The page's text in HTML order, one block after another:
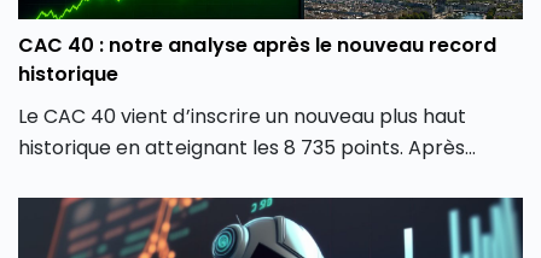
CAC 40 : notre analyse après le nouveau record
historique
Le CAC 40 vient d’inscrire un nouveau plus haut
historique en atteignant les 8 735 points. Après
parisien semble avoir retrouvé une dynamique
haussière en dépassant son précédent record de